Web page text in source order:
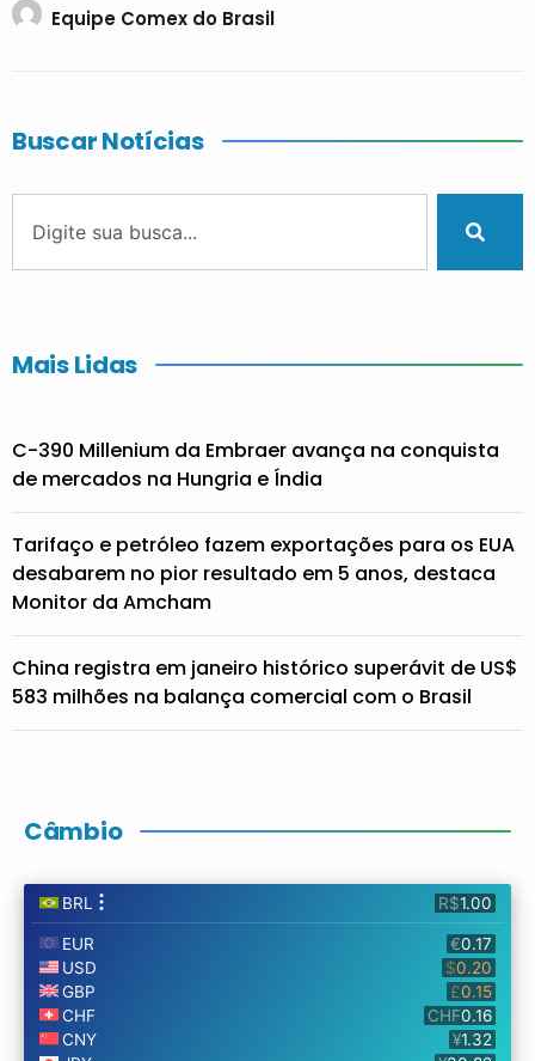
Equipe Comex do Brasil
Buscar Notícias
Mais Lidas
C-390 Millenium da Embraer avança na conquista
de mercados na Hungria e Índia
Tarifaço e petróleo fazem exportações para os EUA
desabarem no pior resultado em 5 anos, destaca
Monitor da Amcham
China registra em janeiro histórico superávit de US$
583 milhões na balança comercial com o Brasil
Câmbio